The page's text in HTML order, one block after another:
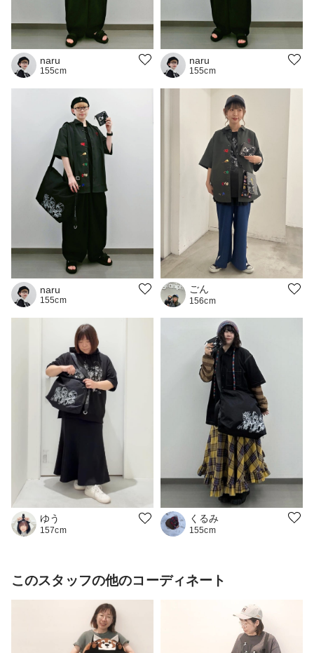
naru
155cm
naru
155cm
naru
155cm
ごん
156cm
ゆう
157cm
くるみ
155cm
このスタッフの他のコーディネート